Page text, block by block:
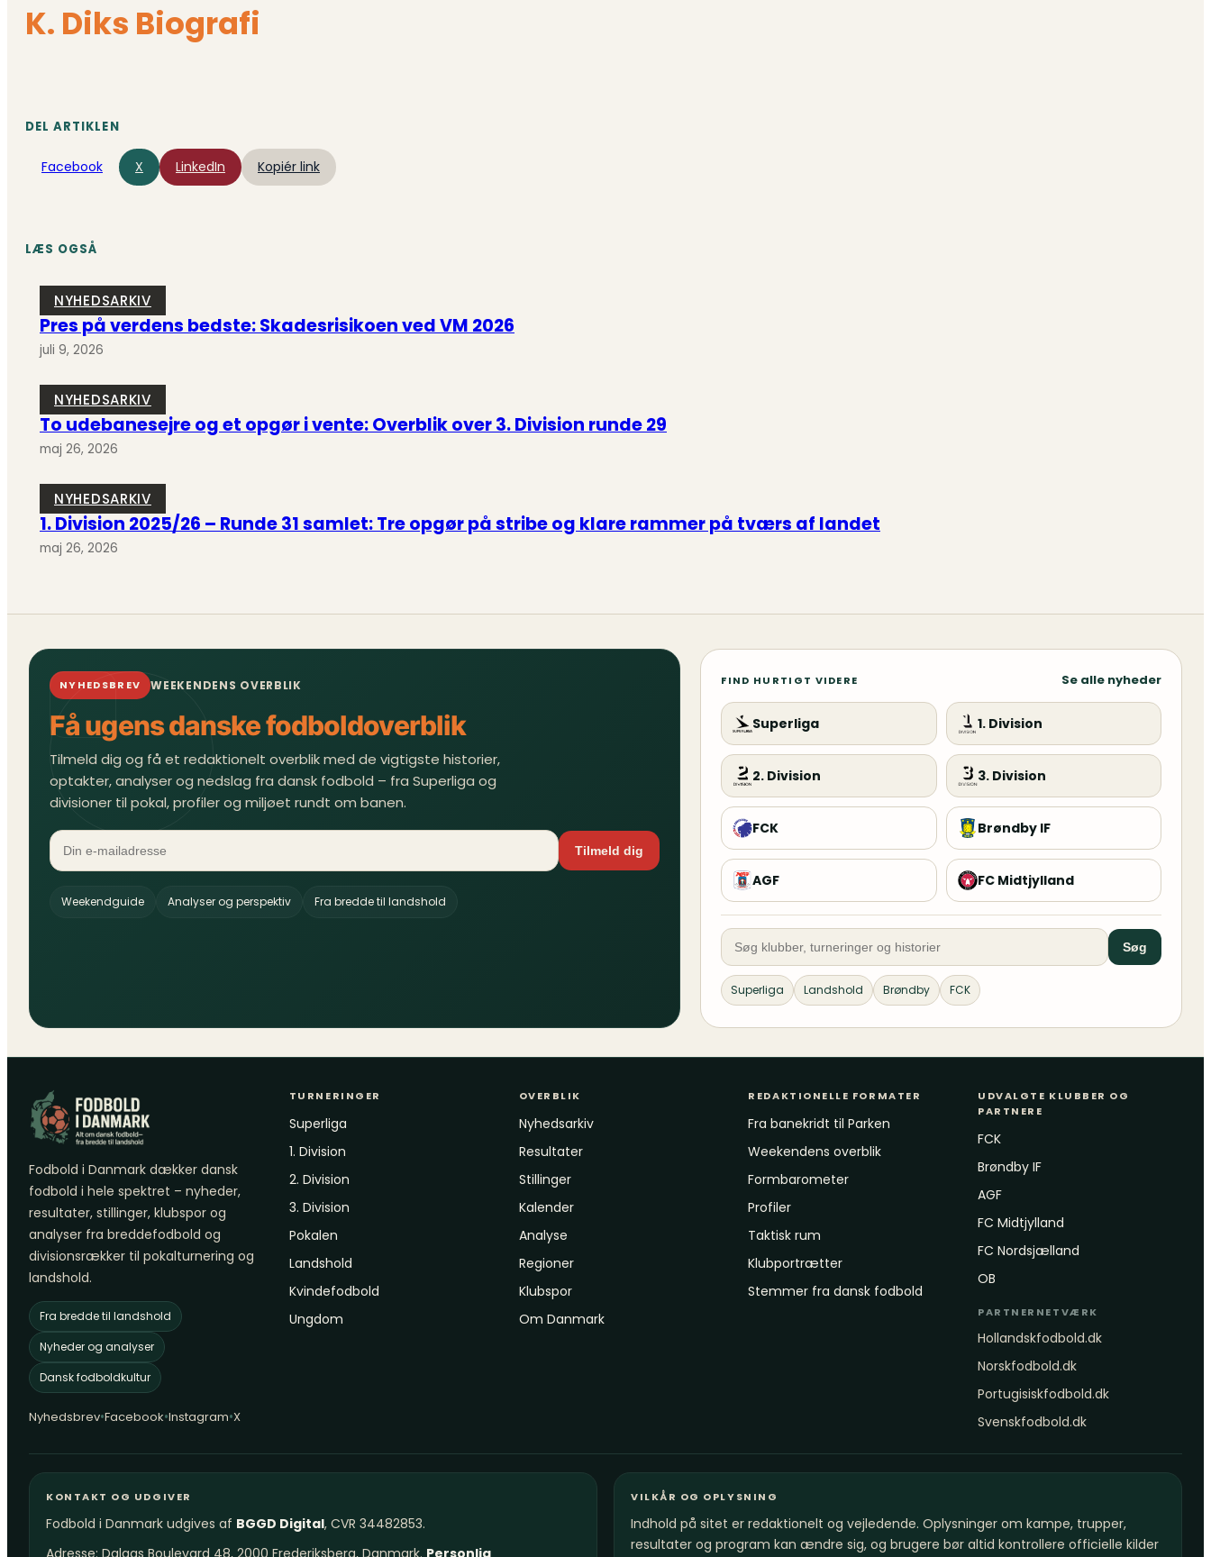
K. Diks Biografi
DEL ARTIKLEN
Facebook X LinkedIn Kopiér link
LÆS OGSÅ
NYHEDSARKIV
Pres på verdens bedste: Skadesrisikoen ved VM 2026
juli 9, 2026
NYHEDSARKIV
To udebanesejre og et opgør i vente: Overblik over 3. Division runde 29
maj 26, 2026
NYHEDSARKIV
1. Division 2025/26 – Runde 31 samlet: Tre opgør på stribe og klare rammer på tværs af landet
maj 26, 2026
NYHEDSBREV WEEKENDENS OVERBLIK
Få ugens danske fodboldoverblik
Tilmeld dig og få et redaktionelt overblik med de vigtigste historier,
optakter, analyser og nedslag fra dansk fodbold – fra Superliga og
divisioner til pokal, profiler og miljøet rundt om banen.
Tilmeld dig
Weekendguide Analyser og perspektiv Fra bredde til landshold
FIND HURTIGT VIDERE Se alle nyheder
Superliga 1. Division
2. Division 3. Division
FCK Brøndby IF
AGF FC Midtjylland
Søg
Superliga Landshold Brøndby FCK
Fodbold i Danmark dækker dansk
fodbold i hele spektret – nyheder,
resultater, stillinger, klubspor og
analyser fra breddefodbold og
divisionsrækker til pokalturnering og
landshold.
Fra bredde til landshold
Nyheder og analyser
Dansk fodboldkultur
Nyhedsbrev•Facebook•Instagram•X
TURNERINGER
Superliga
1. Division
2. Division
3. Division
Pokalen
Landshold
Kvindefodbold
Ungdom
OVERBLIK
Nyhedsarkiv
Resultater
Stillinger
Kalender
Analyse
Regioner
Klubspor
Om Danmark
REDAKTIONELLE FORMATER
Fra banekridt til Parken
Weekendens overblik
Formbarometer
Profiler
Taktisk rum
Klubportrætter
Stemmer fra dansk fodbold
UDVALGTE KLUBBER OG
PARTNERE
FCK
Brøndby IF
AGF
FC Midtjylland
FC Nordsjælland
OB
PARTNERNETVÆRK
Hollandskfodbold.dk
Norskfodbold.dk
Portugisiskfodbold.dk
Svenskfodbold.dk
KONTAKT OG UDGIVER
Fodbold i Danmark udgives af BGGD Digital, CVR 34482853.
Adresse: Dalgas Boulevard 48, 2000 Frederiksberg, Danmark. Personlig
VILKÅR OG OPLYSNING
Indhold på sitet er redaktionelt og vejledende. Oplysninger om kampe, trupper,
resultater og program kan ændre sig, og brugere bør altid kontrollere officielle kilder